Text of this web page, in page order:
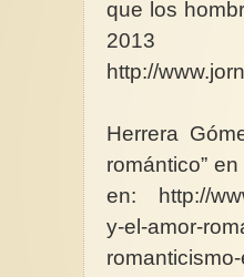
que los
http://
Herrera
romántico”
en: http://
y-el-amor-